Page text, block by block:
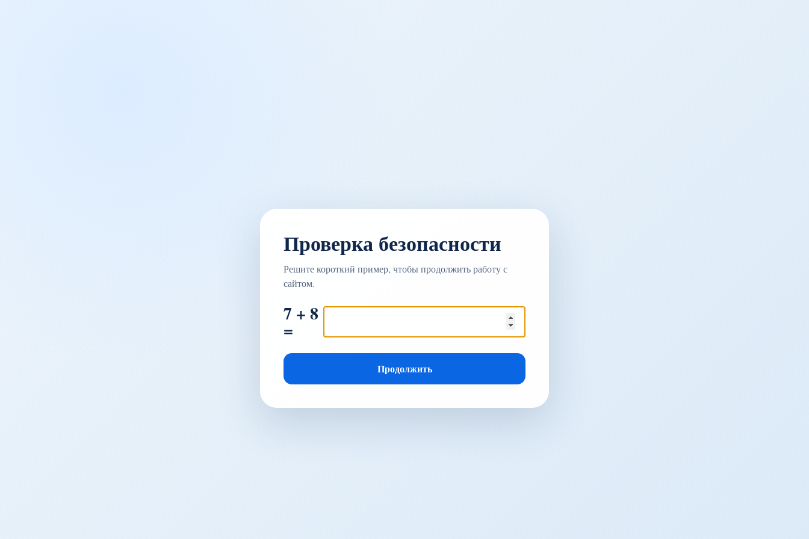
Проверка безопасности
Решите короткий пример, чтобы продолжить работу с
сайтом.
7 + 8
=
Продолжить